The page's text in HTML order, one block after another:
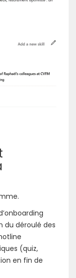
du déroulé des
(quiz,
en fin de